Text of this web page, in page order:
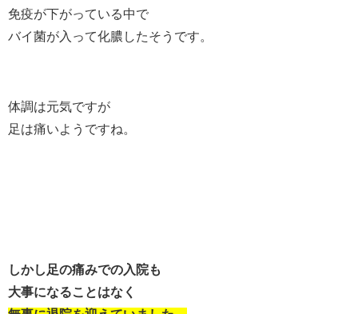
免疫が下がっている中で
バイ菌が入って化膿したそうです。
体調は元気ですが
足は痛いようですね。
しかし足の痛みでの入院も
大事になることはなく